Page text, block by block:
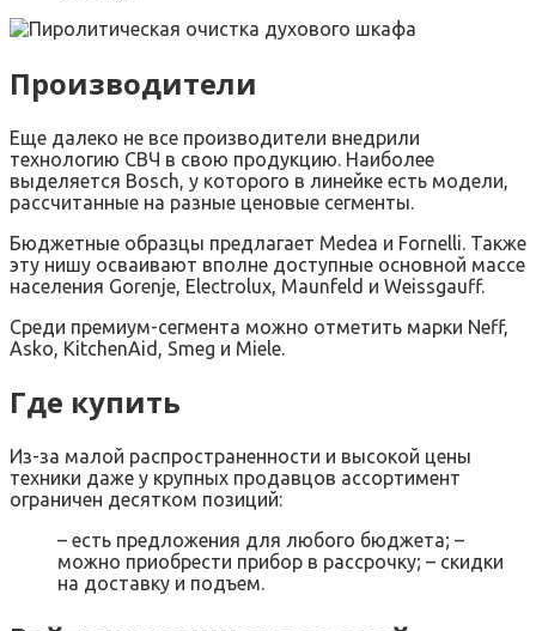
Производители
Еще далеко не все производители внедрили
технологию СВЧ в свою продукцию. Наиболее
выделяется Bosch, у которого в линейке есть модели,
рассчитанные на разные ценовые сегменты.
Бюджетные образцы предлагает Medea и Fornelli. Также
эту нишу осваивают вполне доступные основной массе
населения Gorenje, Electrolux, Maunfeld и Weissgauff.
Среди премиум-сегмента можно отметить марки Neff,
Asko, KitchenAid, Smeg и Miele.
Где купить
Из-за малой распространенности и высокой цены
техники даже у крупных продавцов ассортимент
ограничен десятком позиций:
– есть предложения для любого бюджета; –
можно приобрести прибор в рассрочку; – скидки
на доставку и подъем.